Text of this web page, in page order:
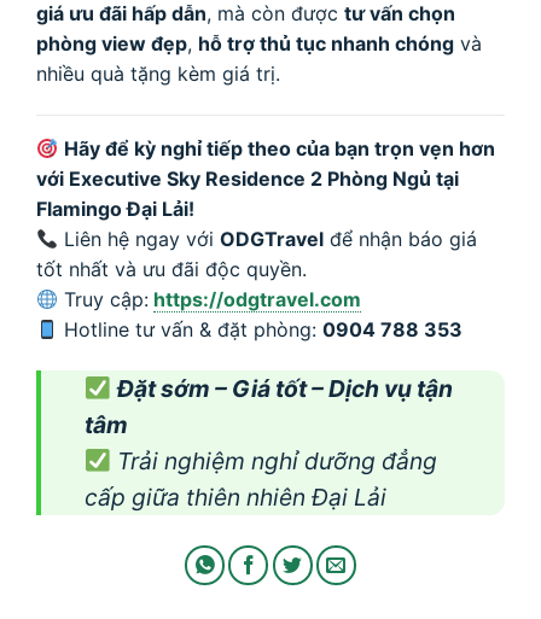
giá ưu đãi hấp dẫn, mà còn được tư vấn chọn
phòng view đẹp, hỗ trợ thủ tục nhanh chóng và
nhiều quà tặng kèm giá trị.
Hãy để kỳ nghỉ tiếp theo của bạn trọn vẹn hơn
với Executive Sky Residence 2 Phòng Ngủ tại
Flamingo Đại Lải!
Liên hệ ngay vớiODGTravel để nhận báo giá
tốt nhất và ưu đãi độc quyền.
Truy cập: https://odgtravel.com
Hotline tư vấn & đặt phòng:0904 788 353
Đặt sớm – Giá tốt – Dịch vụ tận
tâm
Trải nghiệm nghỉ dưỡng đẳng
cấp giữa thiên nhiên Đại Lải